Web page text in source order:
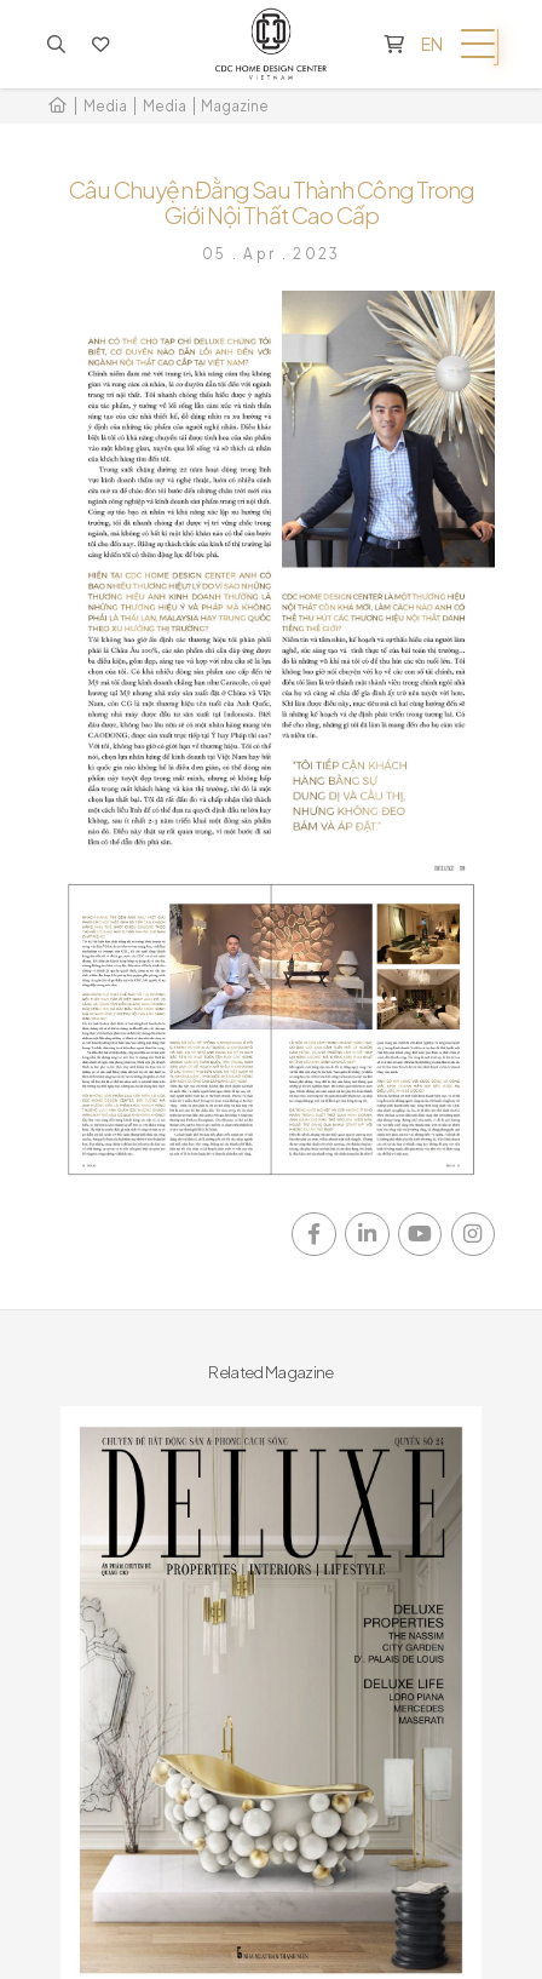
EN
Media Media Magazine
Câu Chuyện Đằng Sau Thành Công Trong
Giới Nội Thất Cao Cấp
05 . Apr . 2023
Related Magazine